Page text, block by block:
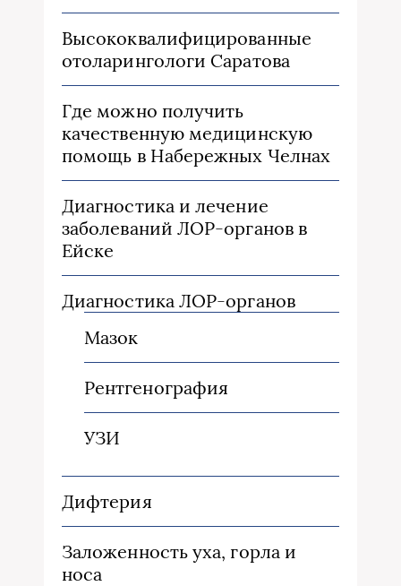
Высококвалифицированные
отоларингологи Саратова
Где можно получить
качественную медицинскую
помощь в Набережных Челнах
Диагностика и лечение
заболеваний ЛОР-органов в
Ейске
Диагностика ЛОР-органов
Мазок
Рентгенография
УЗИ
Дифтерия
Заложенность уха, горла и
носа